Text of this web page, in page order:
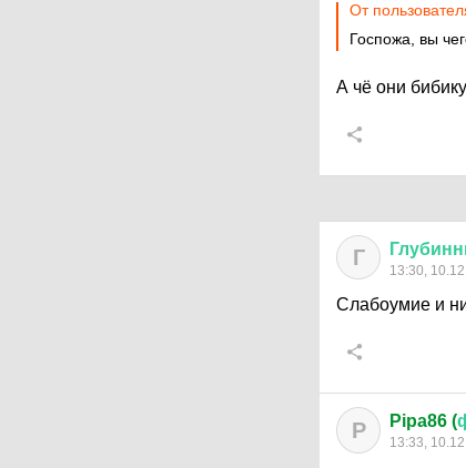
От
Госпожа, вы
А чё они
Г
13:30,
Слабоумие и
P Pipa86 (
13:33,